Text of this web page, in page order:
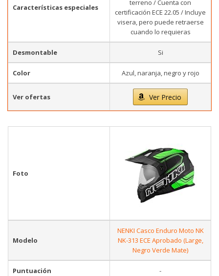
Características especiales
terreno / Cuenta con
certificación ECE 22.05 / Incluye
visera, pero puede retraerse
cuando lo requieras
Desmontable Si
Color Azul, naranja, negro y rojo
Ver ofertas Ver Precio
Foto
Modelo
NENKI Casco Enduro Moto NK
NK-313 ECE Aprobado (Large,
Negro Verde Mate)
Puntuación -